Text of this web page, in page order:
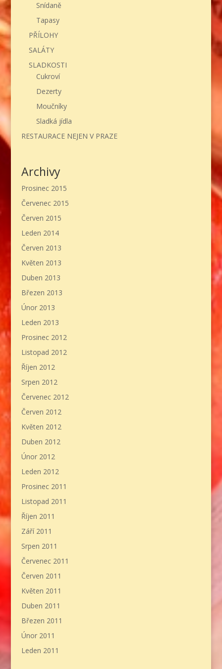
Snídaně
Tapasy
PŘÍLOHY
SALÁTY
SLADKOSTI
Cukroví
Dezerty
Moučníky
Sladká jídla
RESTAURACE NEJEN V PRAZE
Archivy
Prosinec 2015
Červenec 2015
Červen 2015
Leden 2014
Červen 2013
Květen 2013
Duben 2013
Březen 2013
Únor 2013
Leden 2013
Prosinec 2012
Listopad 2012
Říjen 2012
Srpen 2012
Červenec 2012
Červen 2012
Květen 2012
Duben 2012
Únor 2012
Leden 2012
Prosinec 2011
Listopad 2011
Říjen 2011
Září 2011
Srpen 2011
Červenec 2011
Červen 2011
Květen 2011
Duben 2011
Březen 2011
Únor 2011
Leden 2011